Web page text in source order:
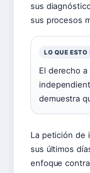
sus
sus procesos
LO QUE ESTO
El derecho
demuestra
La petición de
sus últimos
enfoque